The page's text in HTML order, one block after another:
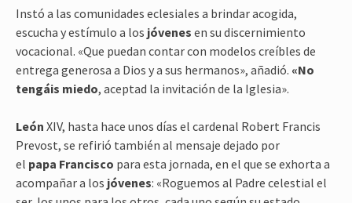
Instó a las comunidades eclesiales a brindar acogida,
escucha y estímulo a los jóvenes en su discernimiento
vocacional. «Que puedan contar con modelos creíbles de
entrega generosa a Dios y a sus hermanos», añadió. «No
tengáis miedo, aceptad la invitación de la Iglesia».
León XIV, hasta hace unos días el cardenal Robert Francis
Prevost, se refirió también al mensaje dejado por
el papa Francisco para esta jornada, en el que se exhorta a
acompañar a los jóvenes: «Roguemos al Padre celestial el